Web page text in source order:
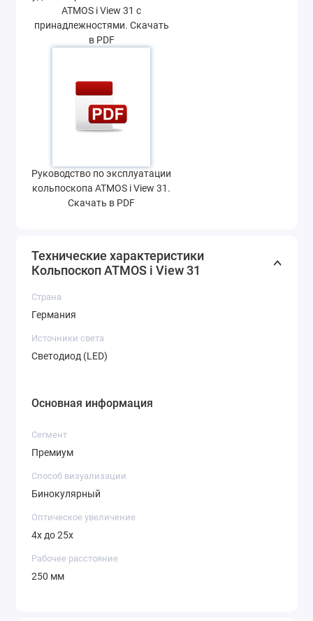
ATMOS i View 31 с
принадлежностями. Скачать
в PDF
Руководство по эксплуатации
кольпоскопа ATMOS i View 31.
Скачать в PDF
Технические характеристики
Кольпоскоп ATMOS i View 31
Страна
Германия
Источники света
Светодиод (LED)
Основная информация
Сегмент
Премиум
Способ визуализации
Бинокулярный
Оптическое увеличение
4х до 25х
Рабочее расстояние
250 мм